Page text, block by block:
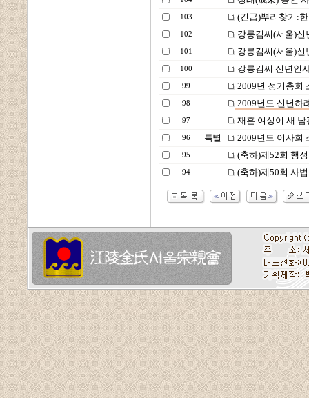
103 (긴급)뿌리찾기:
102 강릉김씨(서울)신
101 강릉김씨(서울)신
100 강릉김씨 신년인
99 2009년 정기총회
98 2009년도 신년하
97 재혼 여성이 새
96 특별 2009년도 이사회
95 (축하)제52회 행
94 (축하)제50회 사